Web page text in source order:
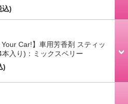
込)
Your Car!】車用芳香剤 スティッ
本入り)：ミックスベリー
)